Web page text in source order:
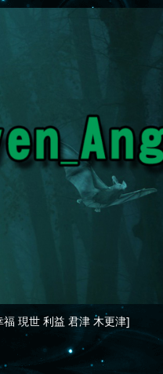
現世 利益 君津 木更津]